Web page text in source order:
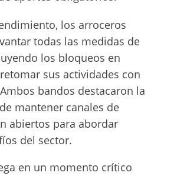
los arroceros
todas las medidas de
los bloqueos en
sus actividades con
bandos destacaron la
mantener canales de
abiertos para abordar
del sector.
en un momento crítico